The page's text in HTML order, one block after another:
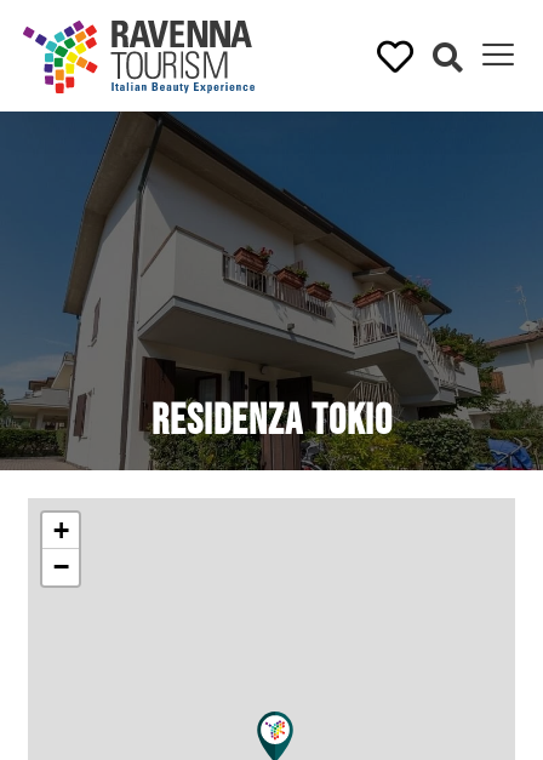
Residenza Tokio
+
−